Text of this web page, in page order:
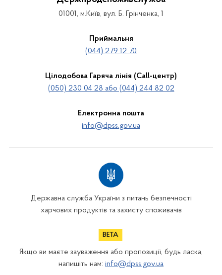
01001, м.Київ, вул. Б. Грінченка, 1
Приймальня
(044) 279 12 70
Цілодобова Гаряча лінія (Call-центр)
(050) 230 04 28 або (044) 244 82 02
Електронна пошта
info@dpss.gov.ua
Державна служба України з питань безпечності
харчових продуктів та захисту споживачів
Якщо ви маєте зауваження або пропозиції, будь ласка,
напишіть нам: info@dpss.gov.ua